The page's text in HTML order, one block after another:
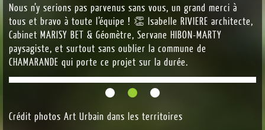
Nous n’y serions pas parvenus sans vous, un grand merci à
tous et bravo à toute l’équipe ! 👏 Isabelle RIVIERE architecte,
Cabinet MARISY BET & Géomètre, Servane HIBON-MARTY
paysagiste, et surtout sans oublier la commune de
CHAMARANDE qui porte ce projet sur la durée.
Crédit photos Art Urbain dans les territoires